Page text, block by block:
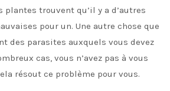
trouvent qu’il y a d’autres
pour un. Une autre chose que
des parasites auxquels vous devez
cas, vous n’avez pas à vous
résout ce problème pour vous.